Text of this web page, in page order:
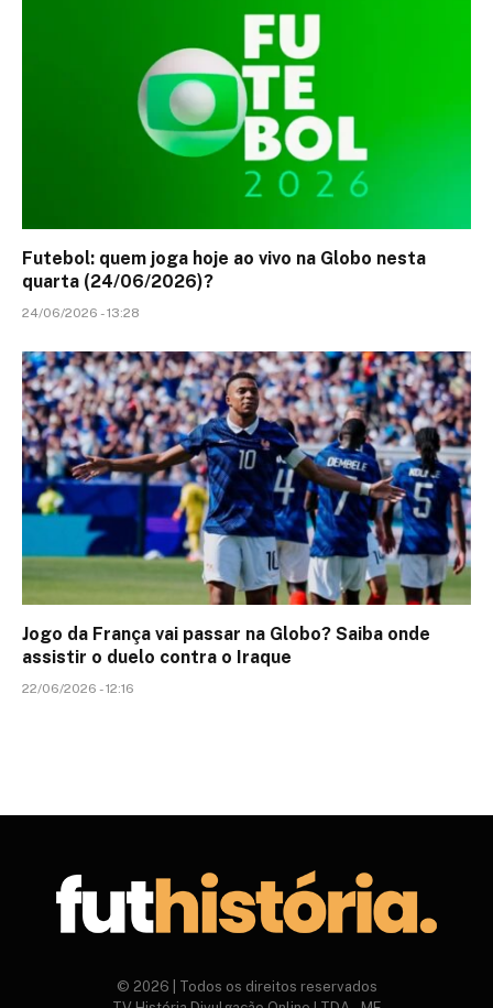
Futebol: quem joga hoje ao vivo na Globo nesta
quarta (24/06/2026)?
24/06/2026 - 13:28
Jogo da França vai passar na Globo? Saiba onde
assistir o duelo contra o Iraque
22/06/2026 - 12:16
© 2026 | Todos os direitos reservados